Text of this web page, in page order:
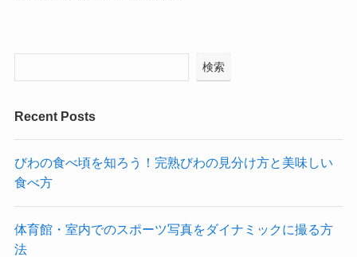
検索
Recent Posts
びわの食べ頃を知ろう！完熟びわの見分け方と美味しい
食べ方
体育館・室内でのスポーツ写真をダイナミックに撮る方
法